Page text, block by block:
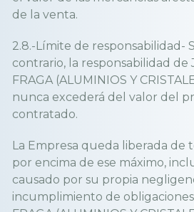
de la venta.
2.8.-Límite de responsabilidad-
contrario, la responsabilidad de
FRAGA (ALUMINIOS Y
nunca excederá del valor del
contratado.
La Empresa queda liberada de
por encima de ese máximo,
causado por su propia
incumplimiento de